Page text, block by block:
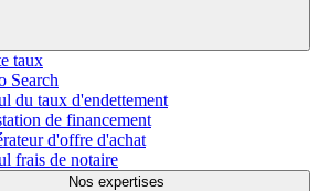
taux
Search
du taux d'endettement
de financement
d'offre d'achat
frais de notaire
Nos expertises